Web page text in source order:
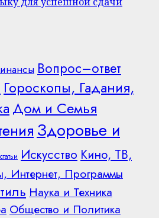
Вопрос–ответ
Гороскопы, Гадания,
Дом и Семья
Здоровье и
Искусство Кино, ТВ,
Интернет, Программы
Наука и Техника
Общество и Политика